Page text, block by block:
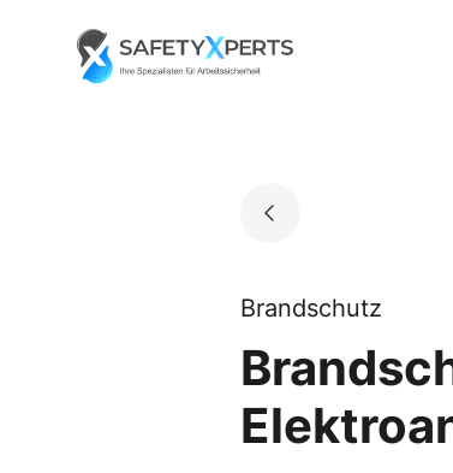
Go to landing page.
Brandschutz